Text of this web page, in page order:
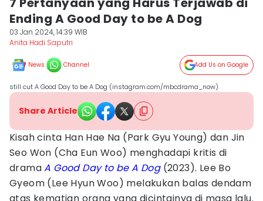
Ending A Good Day to be A Dog
03 Jan 2024, 14:39 WIB
Anita Hadi Saputri
News Channel Add Us on Google
still cut A Good Day to be A Dog (instagram.com/mbcdrama_now)
Share Article
Kisah cinta Han Hae Na (Park Gyu Young) dan Jin
Seo Won (Cha Eun Woo) menghadapi kritis di
dramaA Good Day to be A Dog(2023). Lee Bo
Gyeom (Lee Hyun Woo) melakukan balas dendam